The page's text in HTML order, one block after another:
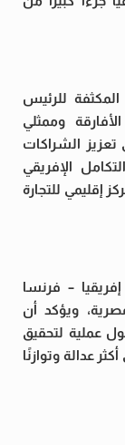
للرئيس
وممثلي
الشراكات
الإفريقي
إقليمي للتجارة
– فرنسا
ويؤكد أن
عملية لتحقيق
عدالة وتوازنًا